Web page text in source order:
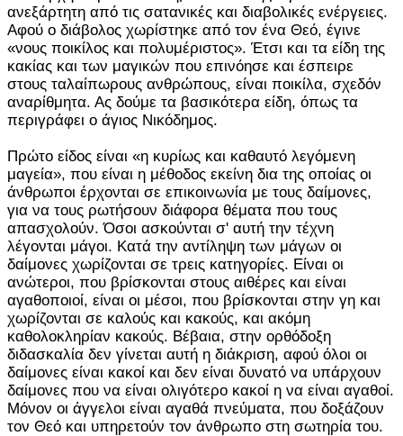
ανεξάρτητη από τις σατανικές και διαβολικές ενέργειες.
Αφού ο διάβολος χωρίστηκε από τον ένα Θεό, έγινε
«νους ποικίλος και πολυμέριστος». Έτσι και τα είδη της
κακίας και των μαγικών που επινόησε και έσπειρε
στους ταλαίπωρους ανθρώπους, είναι ποικίλα, σχεδόν
αναρίθμητα. Ας δούμε τα βασικότερα είδη, όπως τα
περιγράφει ο άγιος Νικόδημος.
Πρώτο είδος είναι «η κυρίως και καθαυτό λεγόμενη
μαγεία», που είναι η μέθοδος εκείνη δια της οποίας οι
άνθρωποι έρχονται σε επικοινωνία με τους δαίμονες,
για να τους ρωτήσουν διάφορα θέματα που τους
απασχολούν. Όσοι ασκούνται σ' αυτή την τέχνη
λέγονται μάγοι. Κατά την αντίληψη των μάγων οι
δαίμονες χωρίζονται σε τρεις κατηγορίες. Είναι οι
ανώτεροι, που βρίσκονται στους αιθέρες και είναι
αγαθοποιοί, είναι οι μέσοι, που βρίσκονται στην γη και
χωρίζονται σε καλούς και κακούς, και ακόμη
καθολοκληρίαν κακούς. Βέβαια, στην ορθόδοξη
διδασκαλία δεν γίνεται αυτή η διάκριση, αφού όλοι οι
δαίμονες είναι κακοί και δεν είναι δυνατό να υπάρχουν
δαίμονες που να είναι ολιγότερο κακοί η να είναι αγαθοί.
Μόνον οι άγγελοι είναι αγαθά πνεύματα, που δοξάζουν
τον Θεό και υπηρετούν τον άνθρωπο στη σωτηρία του.